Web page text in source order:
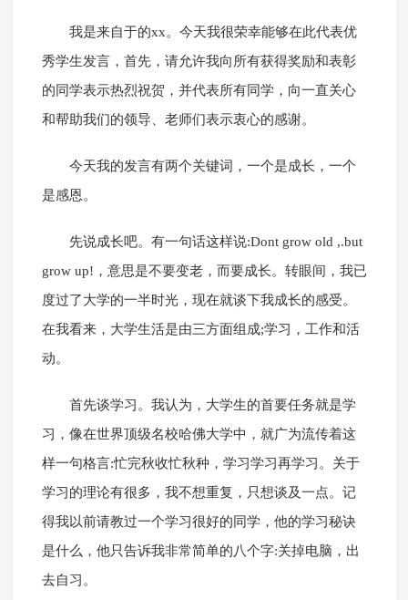
我是来自于的xx。今天我很荣幸能够在此代表优
秀学生发言，首先，请允许我向所有获得奖励和表彰
的同学表示热烈祝贺，并代表所有同学，向一直关心
和帮助我们的领导、老师们表示衷心的感谢。
今天我的发言有两个关键词，一个是成长，一个
是感恩。
先说成长吧。有一句话这样说:Dont grow old ,.but
grow up!，意思是不要变老，而要成长。转眼间，我已
度过了大学的一半时光，现在就谈下我成长的感受。
在我看来，大学生活是由三方面组成;学习，工作和活
动。
首先谈学习。我认为，大学生的首要任务就是学
习，像在世界顶级名校哈佛大学中，就广为流传着这
样一句格言:忙完秋收忙秋种，学习学习再学习。关于
学习的理论有很多，我不想重复，只想谈及一点。记
得我以前请教过一个学习很好的同学，他的学习秘诀
是什么，他只告诉我非常简单的八个字:关掉电脑，出
去自习。